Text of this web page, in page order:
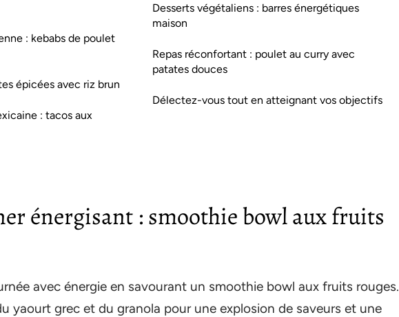
: kebabs de poulet
épicées avec riz brun
: tacos aux
Desserts végétaliens : barres énergétiques
maison
Repas réconfortant : poulet au curry avec
patates douces
Délectez-vous tout en atteignant vos objectifs
énergisant : smoothie bowl aux fruits
avec énergie en savourant un smoothie bowl aux fruits rouges.
yaourt grec et du granola pour une explosion de saveurs et une